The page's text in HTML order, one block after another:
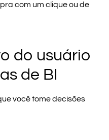
com um clique ou de
do usuário
de BI
você tome decisões